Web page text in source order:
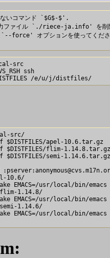
コマンド `$G$-$'.
力ファイル `./riece-ja.info' を削
force' オプションを使ってくだ
src
ssh
src/
$DISTFILES/apel-10.6.tar.gz
$DISTFILES/flim-1.14.8.tar.gz
$DISTFILES/semi-1.14.6.tar.gz
10.6/
EMACS=/usr/local/bin/emacs
1.14.8/
EMACS=/usr/local/bin/emacs
1.14.6/
EMACS=/usr/local/bin/emacs